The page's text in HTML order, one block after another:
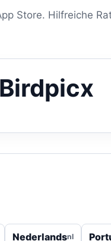
Store. Hilfreiche
Nederlandsnl